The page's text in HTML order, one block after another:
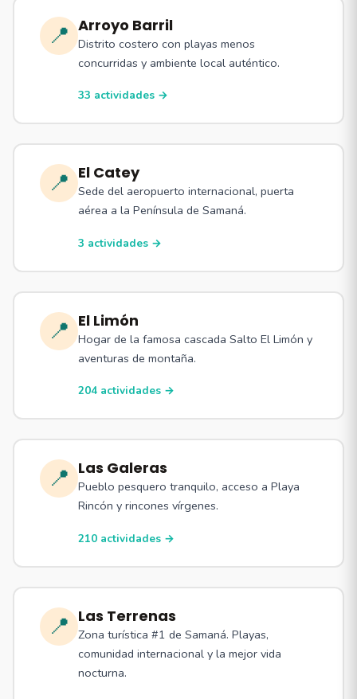
📍 Arroyo Barril
Distrito costero con playas menos
concurridas y ambiente local auténtico.
33 actividades →
📍 El Catey
Sede del aeropuerto internacional, puerta
aérea a la Península de Samaná.
3 actividades →
📍 El Limón
Hogar de la famosa cascada Salto El Limón y
aventuras de montaña.
204 actividades →
📍 Las Galeras
Pueblo pesquero tranquilo, acceso a Playa
Rincón y rincones vírgenes.
210 actividades →
📍 Las Terrenas
Zona turística #1 de Samaná. Playas,
comunidad internacional y la mejor vida
nocturna.